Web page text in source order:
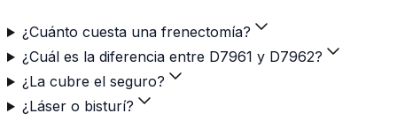
¿Cuánto cuesta una frenectomía?
¿Cuál es la diferencia entre D7961 y D7962?
¿La cubre el seguro?
¿Láser o bisturí?